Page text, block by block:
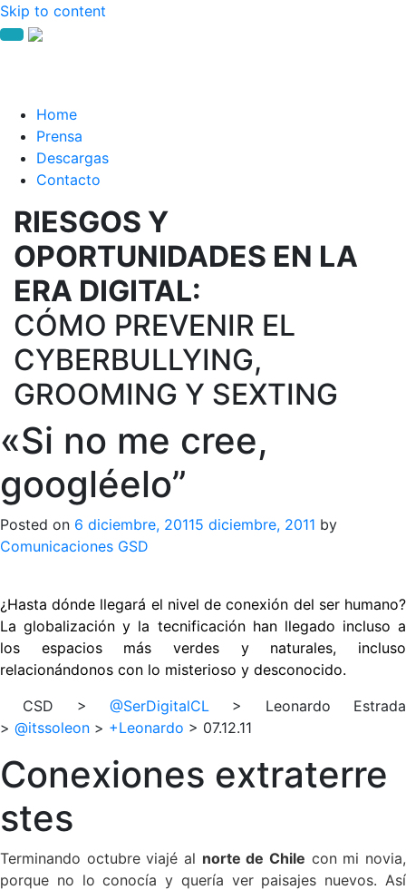
Skip to content
Home
Prensa
Descargas
Contacto
RIESGOS Y
OPORTUNIDADES EN LA
ERA DIGITAL:
CÓMO PREVENIR EL
CYBERBULLYING,
GROOMING Y SEXTING
«Si no me cree,
googléelo”
Posted on 6 diciembre, 20115 diciembre, 2011 by
Comunicaciones GSD
¿Hasta dónde llegará el nivel de conexión del ser humano?
La globalización y la tecnificación han llegado incluso a
los espacios más verdes y naturales, incluso
relacionándonos con lo misterioso y desconocido.
CSD > @SerDigitalCL > Leonardo Estrada
> @itssoleon > +Leonardo > 07.12.11
Conexiones extraterre
stes
Terminando octubre viajé al norte de Chile con mi novia,
porque no lo conocía y quería ver paisajes nuevos. Así